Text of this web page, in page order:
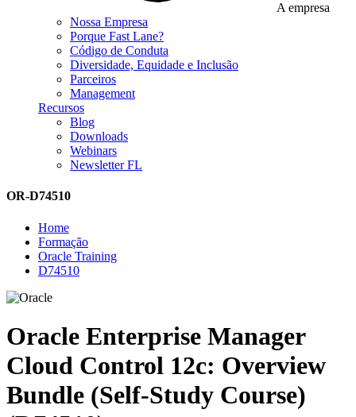
A empresa
Nossa Empresa
Porque Fast Lane?
Código de Conduta
Diversidade, Equidade e Inclusão
Parceiros
Management
Recursos
Blog
Downloads
Webinars
Newsletter FL
OR-D74510
Home
Formação
Oracle Training
D74510
Oracle Enterprise Manager
Cloud Control 12c: Overview
Bundle (Self-Study Course)